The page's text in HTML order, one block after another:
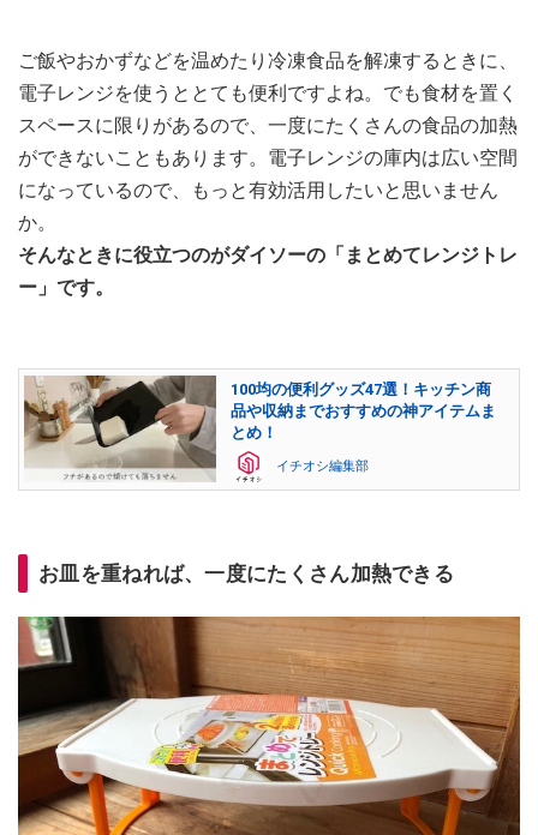
ご飯やおかずなどを温めたり冷凍食品を解凍するときに、
電子レンジを使うととても便利ですよね。でも食材を置く
スペースに限りがあるので、一度にたくさんの食品の加熱
ができないこともあります。電子レンジの庫内は広い空間
になっているので、もっと有効活用したいと思いません
か。
そんなときに役立つのがダイソーの「まとめてレンジトレ
ー」です。
100均の便利グッズ47選！キッチン商
品や収納までおすすめの神アイテムま
とめ！
イチオシ編集部
お皿を重ねれば、一度にたくさん加熱できる